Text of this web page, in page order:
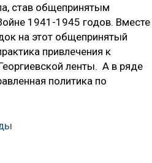
став общепринятым
1941-1945 годов. Вместе
на этот общепринятый
привлечения к
ленты. А в ряде
политика по